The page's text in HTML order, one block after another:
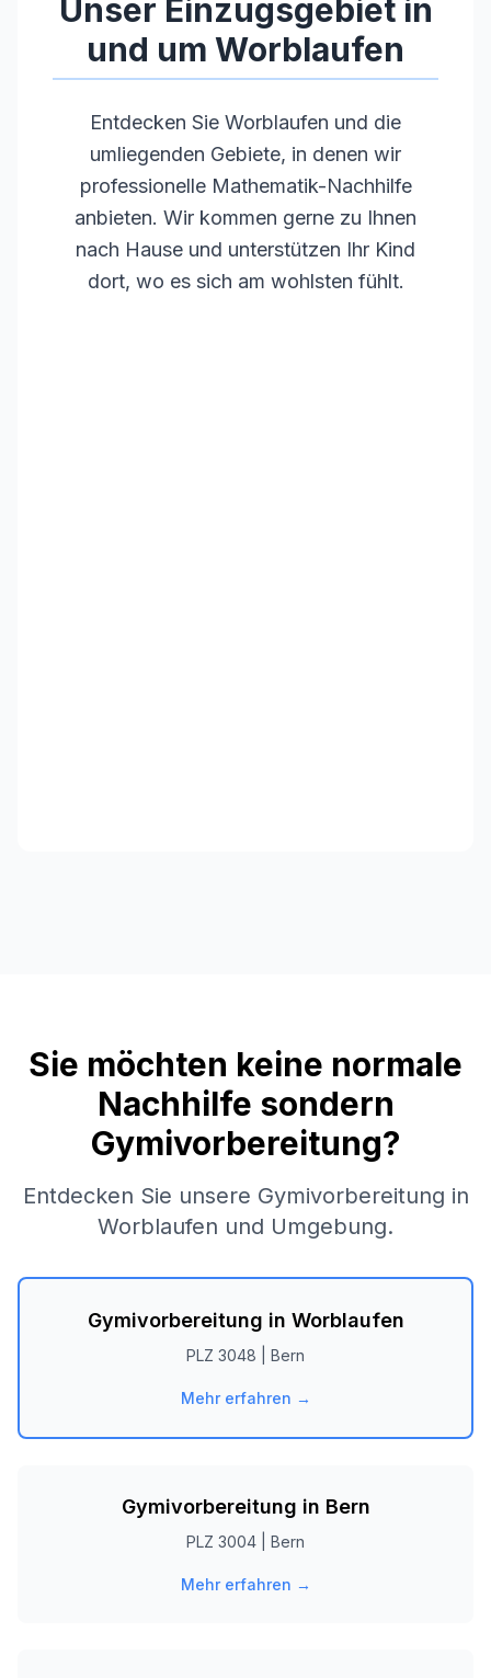
Unser Einzugsgebiet in
und um Worblaufen
Entdecken Sie Worblaufen und die
umliegenden Gebiete, in denen wir
professionelle Mathematik-Nachhilfe
anbieten. Wir kommen gerne zu Ihnen
nach Hause und unterstützen Ihr Kind
dort, wo es sich am wohlsten fühlt.
Sie möchten keine normale
Nachhilfe sondern
Gymivorbereitung?
Entdecken Sie unsere Gymivorbereitung in
Worblaufen und Umgebung.
Gymivorbereitung in Worblaufen
PLZ 3048 Bern
Mehr erfahren →
Gymivorbereitung in Bern
PLZ 3004 Bern
Mehr erfahren →